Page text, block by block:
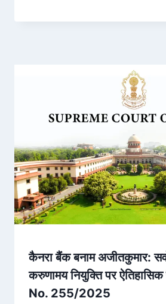
कैनरा बैंक बनाम अजीतकुमार:
करुणामय नियुक्ति पर
No. 255/2025